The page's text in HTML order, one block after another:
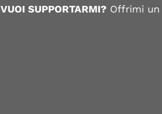
VUOI SUPPORTARMI? Offrimi un